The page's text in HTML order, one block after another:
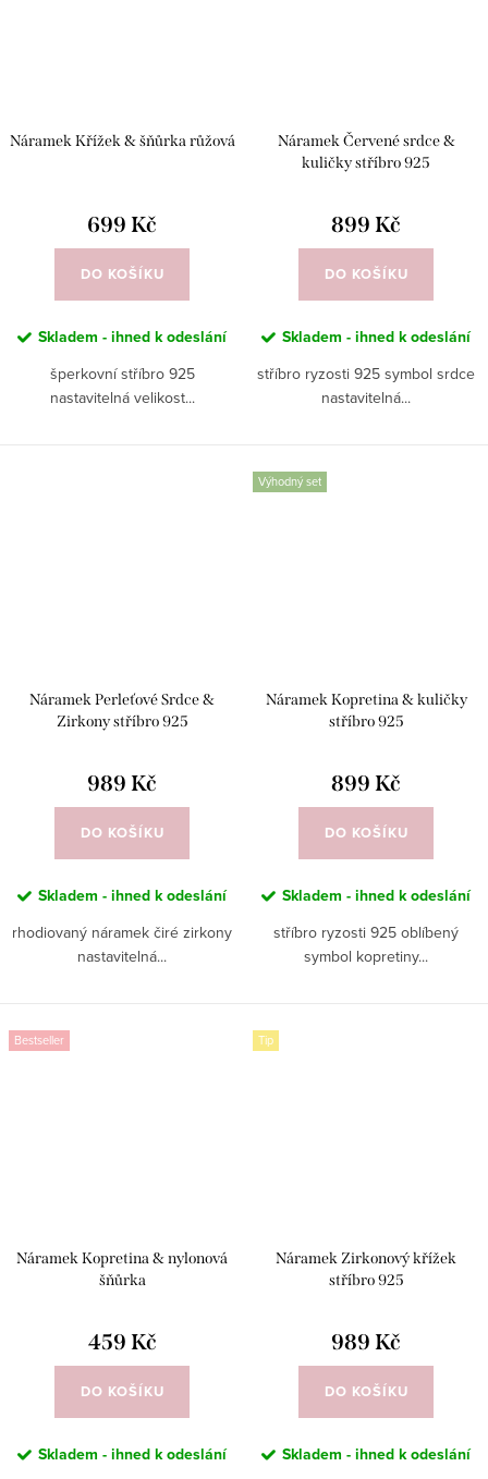
Náramek Křížek & šňůrka růžová
699 Kč
DO KOŠÍKU
Skladem - ihned k odeslání
šperkovní stříbro 925
nastavitelná velikost...
Náramek Červené srdce &
kuličky stříbro 925
899 Kč
DO KOŠÍKU
Skladem - ihned k odeslání
stříbro ryzosti 925 symbol srdce
nastavitelná...
Náramek Perleťové Srdce &
Zirkony stříbro 925
989 Kč
DO KOŠÍKU
Skladem - ihned k odeslání
rhodiovaný náramek čiré zirkony
nastavitelná...
Výhodný set
Náramek Kopretina & kuličky
stříbro 925
899 Kč
DO KOŠÍKU
Skladem - ihned k odeslání
stříbro ryzosti 925 oblíbený
symbol kopretiny...
Bestseller
Náramek Kopretina & nylonová
šňůrka
459 Kč
DO KOŠÍKU
Skladem - ihned k odeslání
Tip
Náramek Zirkonový křížek
stříbro 925
989 Kč
DO KOŠÍKU
Skladem - ihned k odeslání